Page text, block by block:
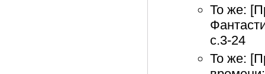
То же:
с.3-24
То же: